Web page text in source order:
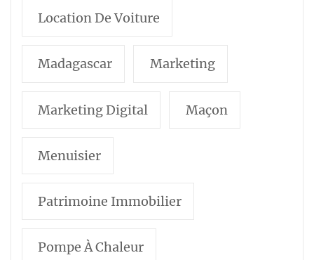
Location De Voiture
Madagascar Marketing
Marketing Digital Maçon
Menuisier
Patrimoine Immobilier
Pompe À Chaleur